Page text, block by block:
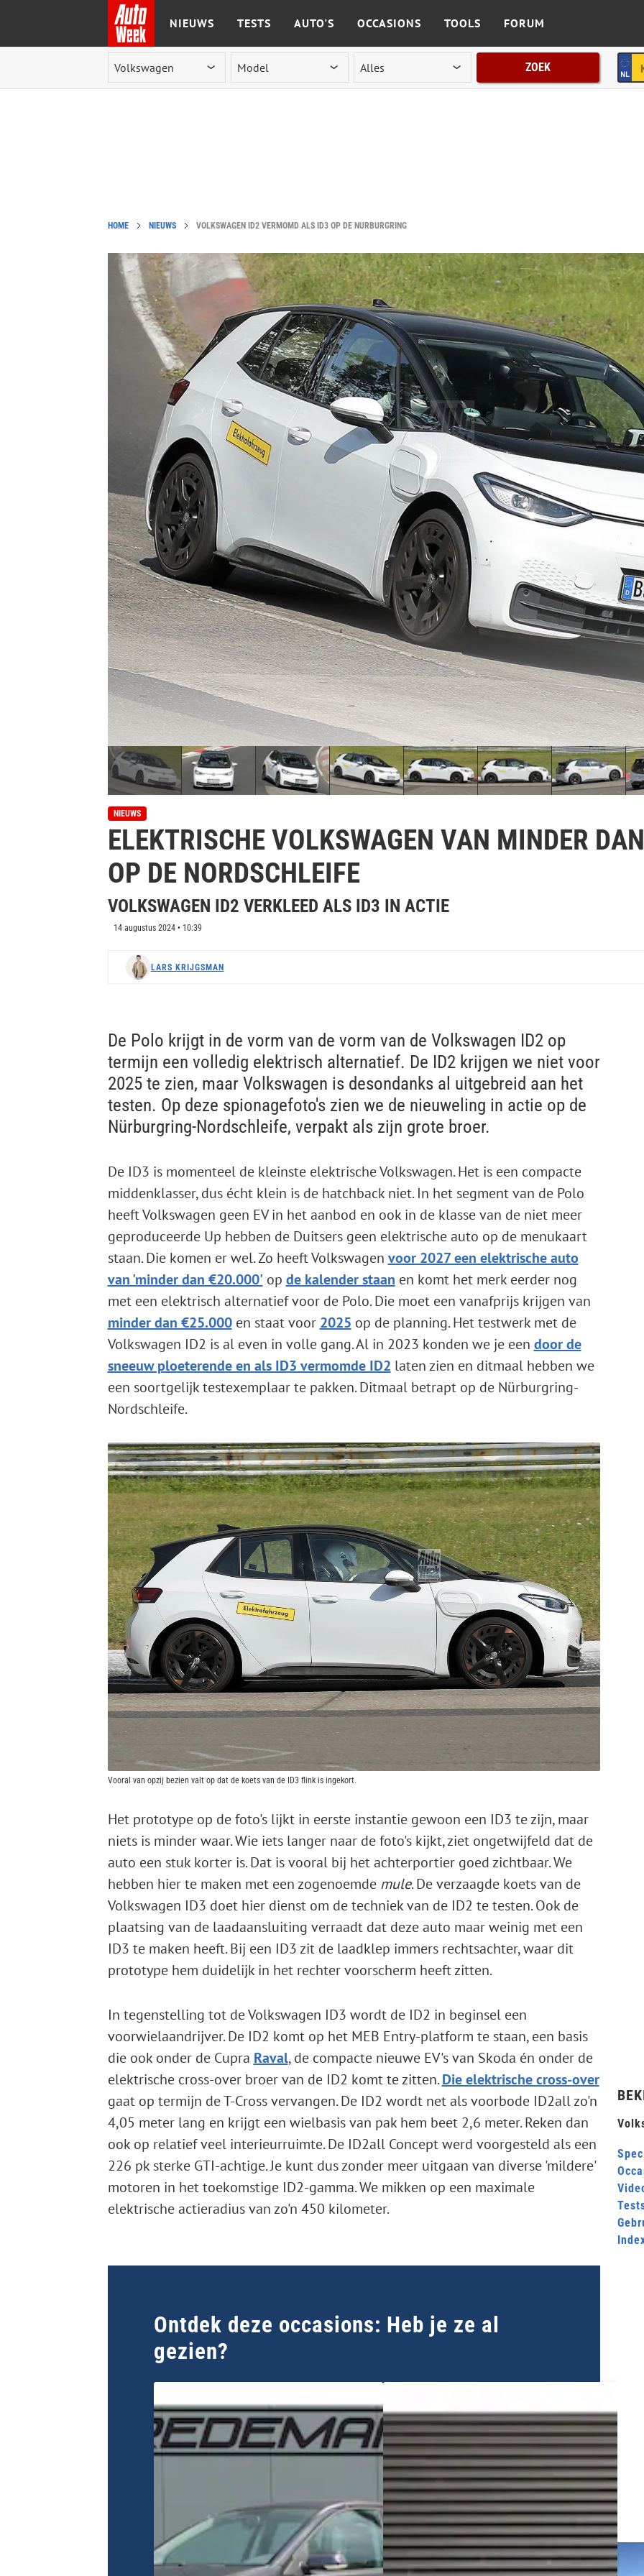
Ga naar de inhoud
NIEUWS TESTS AUTO'S OCCASIONS TOOLS FORUM
ZOEK
HOME NIEUWS VOLKSWAGEN ID2 VERMOMD ALS ID3 OP DE NÜRBURGRING
NIEUWS
ELEKTRISCHE VOLKSWAGEN VAN MINDER
OP DE NORDSCHLEIFE
VOLKSWAGEN ID2 VERKLEED ALS ID3 IN ACTIE
14 augustus 2024 • 10:39
LARS KRIJGSMAN
De Polo krijgt in de vorm van de vorm van de Volkswagen ID2 op
termijn een volledig elektrisch alternatief. De ID2 krijgen we niet voor
2025 te zien, maar Volkswagen is desondanks al uitgebreid aan het
testen. Op deze spionagefoto's zien we de nieuweling in actie op de
Nürburgring-Nordschleife, verpakt als zijn grote broer.
De ID3 is momenteel de kleinste elektrische Volkswagen. Het is een compacte
middenklasser, dus écht klein is de hatchback niet. In het segment van de Polo
heeft Volkswagen geen EV in het aanbod en ook in de klasse van de niet meer
geproduceerde Up hebben de Duitsers geen elektrische auto op de menukaart
staan. Die komen er wel. Zo heeft Volkswagen voor 2027 een elektrische auto
van 'minder dan €20.000' op de kalender staan en komt het merk eerder nog
met een elektrisch alternatief voor de Polo. Die moet een vanafprijs krijgen van
minder dan €25.000en staat voor 2025 op de planning. Het testwerk met de
Volkswagen ID2 is al even in volle gang. Al in 2023 konden we je een door de
sneeuw ploeterende en als ID3 vermomde ID2 laten zien en ditmaal hebben we
een soortgelijk testexemplaar te pakken. Ditmaal betrapt op de Nürburgring-
Nordschleife.
Vooral van opzij bezien valt op dat de koets van de ID3 flink is ingekort.
Het prototype op de foto's lijkt in eerste instantie gewoon een ID3 te zijn, maar
niets is minder waar. Wie iets langer naar de foto's kijkt, ziet ongetwijfeld dat de
auto een stuk korter is. Dat is vooral bij het achterportier goed zichtbaar. We
hebben hier te maken met een zogenoemde mule. De verzaagde koets van de
Volkswagen ID3 doet hier dienst om de techniek van de ID2 te testen. Ook de
plaatsing van de laadaansluiting verraadt dat deze auto maar weinig met een
ID3 te maken heeft. Bij een ID3 zit de laadklep immers rechtsachter, waar dit
prototype hem duidelijk in het rechter voorscherm heeft zitten.
In tegenstelling tot de Volkswagen ID3 wordt de ID2 in beginsel een
voorwielaandrijver. De ID2 komt op het MEB Entry-platform te staan, een basis
die ook onder de Cupra Raval, de compacte nieuwe EV's van Skoda én onder de
elektrische cross-over broer van de ID2 komt te zitten.Die elektrische cross-over
gaat op termijn de T-Cross vervangen. De ID2 wordt net als voorbode ID2all zo'n
4,05 meter lang en krijgt een wielbasis van pak hem beet 2,6 meter. Reken dan
ook op relatief veel interieurruimte. De ID2all Concept werd voorgesteld als een
226 pk sterke GTI-achtige. Je kunt dus zonder meer uitgaan van diverse 'mildere'
motoren in het toekomstige ID2-gamma. We mikken op een maximale
elektrische actieradius van zo'n 450 kilometer.
Ontdek deze occasions: Heb je ze al
gezien?